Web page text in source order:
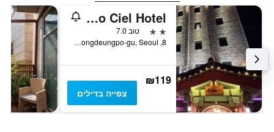
Yeongdeungpo Ciel Hotel
2 כוכבים
טוב 7.0
8, Yeongsin-ro 32-Gil, Yeongdeungpo-gu, Seoul, סיאול, דרום קוריאה
₪119
צפייה בדילים